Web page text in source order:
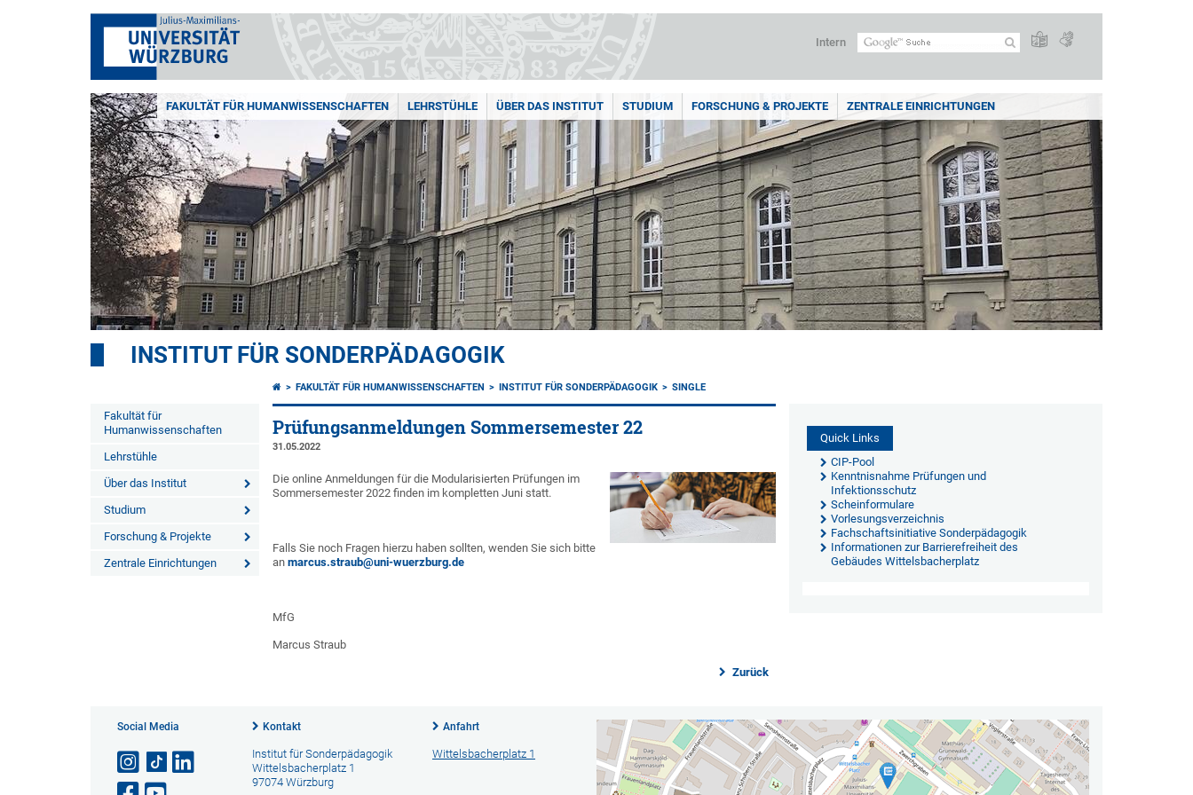
Intern
FAKULTÄT FÜR HUMANWISSENSCHAFTEN LEHRSTÜHLE ÜBER DAS INSTITUT STUDIUM FORSCHUNG & PROJEKTE ZENTRALE EINRICHTUNGEN
INSTITUT FÜR SONDERPÄDAGOGIK
Fakultät für
Humanwissenschaften
Lehrstühle
Über das Institut
Studium
Forschung & Projekte
Zentrale Einrichtungen
FAKULTÄT FÜR HUMANWISSENSCHAFTEN INSTITUT FÜR SONDERPÄDAGOGIK SINGLE
Prüfungsanmeldungen Sommersemester 22
31.05.2022
Die online Anmeldungen für die Modularisierten Prüfungen im
Sommersemester 2022 finden im kompletten Juni statt.
Falls Sie noch Fragen hierzu haben sollten, wenden Sie sich bitte
anmarcus.straub@uni-wuerzburg.de
MfG
Marcus Straub
Zurück
Quick Links
CIP-Pool
Kenntnisnahme Prüfungen und
Infektionsschutz
Scheinformulare
Vorlesungsverzeichnis
Fachschaftsinitiative Sonderpädagogik
Informationen zur Barrierefreiheit des
Gebäudes Wittelsbacherplatz
Social Media Kontakt
Institut für Sonderpädagogik
Wittelsbacherplatz 1
97074 Würzburg
Anfahrt
Wittelsbacherplatz 1